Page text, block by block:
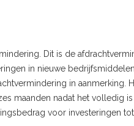
Dit is de
in nieuwe
in
maanden nadat het volledig
voor investeringen